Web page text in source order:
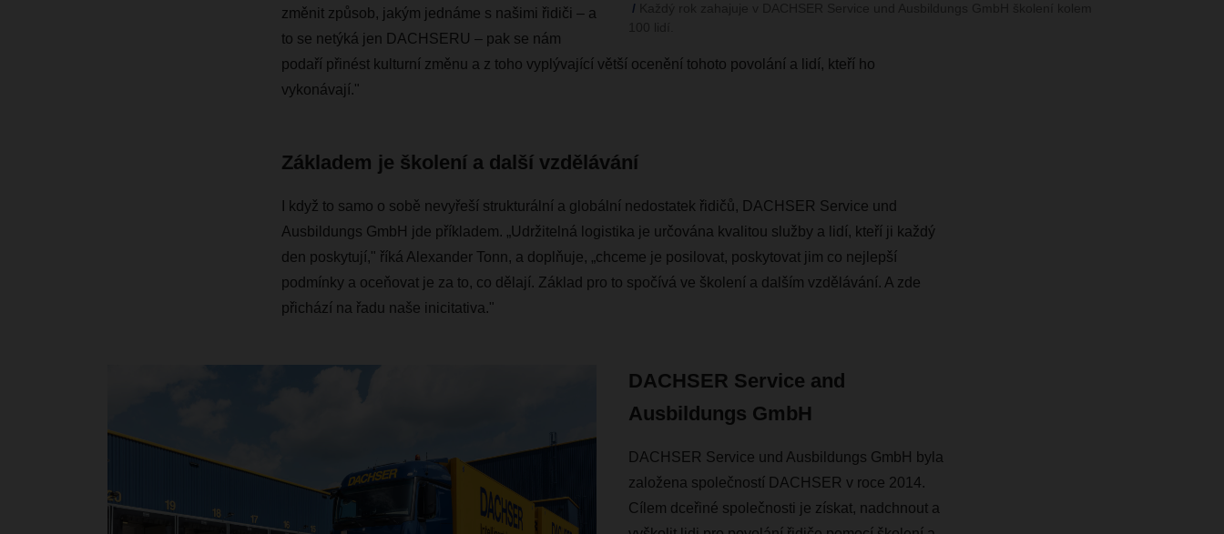
změnit způsob, jakým jednáme s našimi řidiči – a
to se netýká jen DACHSERU – pak se nám
podaří přinést kulturní změnu a z toho vyplývající větší ocenění tohoto povolání a lidí, kteří ho
vykonávají."
Základem je školení a další vzdělávání
I když to samo o sobě nevyřeší strukturální a globální nedostatek řidičů, DACHSER Service und
Ausbildungs GmbH jde příkladem. „Udržitelná logistika je určována kvalitou služby a lidí, kteří ji každý
den poskytují," říká Alexander Tonn, a doplňuje, „chceme je posilovat, poskytovat jim co nejlepší
podmínky a oceňovat je za to, co dělají. Základ pro to spočívá ve školení a dalším vzdělávání. A zde
přichází na řadu naše inicitativa."
DACHSER Service and
Ausbildungs GmbH
DACHSER Service und Ausbildungs GmbH byla
založena společností DACHSER v roce 2014.
Cílem dceřiné společnosti je získat, nadchnout a